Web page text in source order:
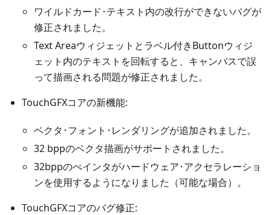
ワイルドカード･テキスト内の改行ができないバグが
修正されました。
Text Areaウィジェットとラベル付きButtonウィジ
ェット内のテキストを回転すると、キャンバスで誤
って描画される問題が修正されました。
TouchGFXコアの新機能:
ベクタ･フォント･レンダリングが追加されました。
32 bppのベクタ描画がサポートされました。
32bppのぺインタがハードウェア･アクセラレーショ
ンを使用するようになりました（可能な場合）。
TouchGFXコアのバグ修正: